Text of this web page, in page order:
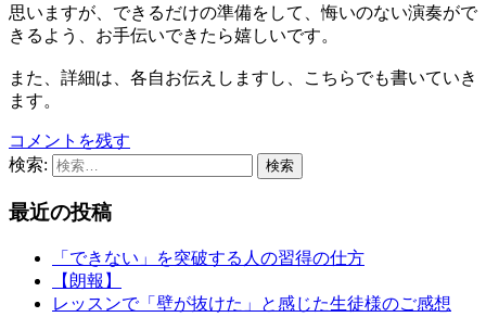
思いますが、できるだけの準備をして、悔いのない演奏がで
きるよう、お手伝いできたら嬉しいです。
また、詳細は、各自お伝えしますし、こちらでも書いていき
ます。
コメントを残す
検索:
最近の投稿
「できない」を突破する人の習得の仕方
【朗報】
レッスンで「壁が抜けた」と感じた生徒様のご感想